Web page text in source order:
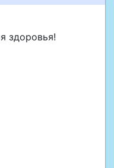
здоровья!